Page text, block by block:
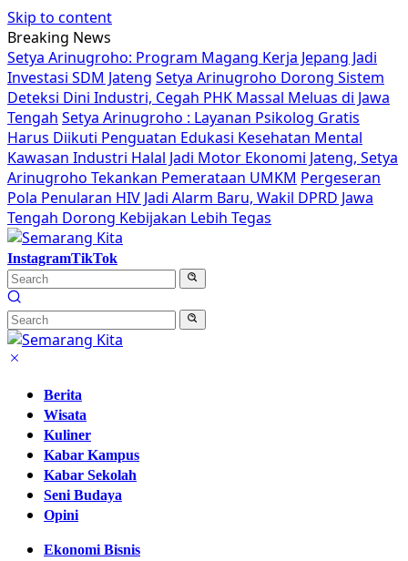
Skip to content
Breaking News
Setya Arinugroho: Program Magang Kerja Jepang Jadi
Investasi SDM Jateng Setya Arinugroho Dorong Sistem
Deteksi Dini Industri, Cegah PHK Massal Meluas di Jawa
Tengah Setya Arinugroho : Layanan Psikolog Gratis
Harus Diikuti Penguatan Edukasi Kesehatan Mental
Kawasan Industri Halal Jadi Motor Ekonomi Jateng, Setya
Arinugroho Tekankan Pemerataan UMKM Pergeseran
Pola Penularan HIV Jadi Alarm Baru, Wakil DPRD Jawa
Tengah Dorong Kebijakan Lebih Tegas
InstagramTikTok
Berita
Wisata
Kuliner
Kabar Kampus
Kabar Sekolah
Seni Budaya
Opini
Ekonomi Bisnis